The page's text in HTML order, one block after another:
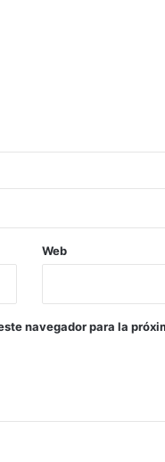
Web
navegador para la